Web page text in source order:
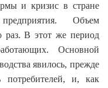
и кризис в стране
Объем
раз. В этот же период
Основной
явилось, прежде
потребителей, и, как